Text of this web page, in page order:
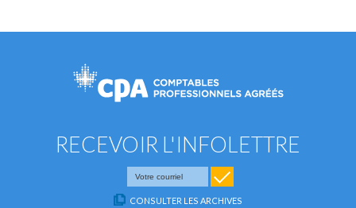
RECEVOIR L'INFOLETTRE
CONSULTER LES ARCHIVES